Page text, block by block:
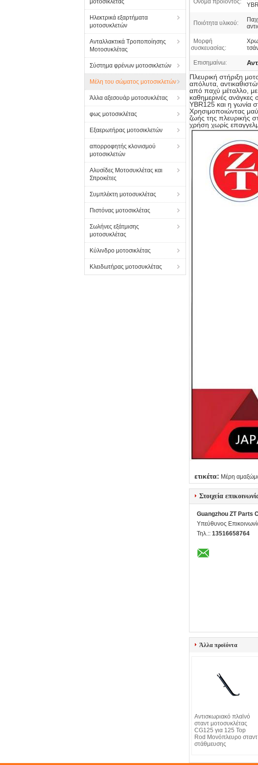
μοτοσικλέτας
Ηλεκτρικά εξαρτήματα
μοτοσυκλετών
Ανταλλακτικά Τροποποίησης
Μοτοσυκλέτας
Σύστημα φρένων μοτοσικλετών
Μέλη του σώματος μοτοσικλετών
Άλλα αξεσουάρ μοτοσυκλέτας
φως μοτοσικλέτας
Εξαερωτήρας μοτοσικλετών
απορροφητής κλονισμού
μοτοσικλετών
Αλυσίδες Μοτοσυκλέτας και
Σπροκέτες
Συμπλέκτη μοτοσυκλέτας
Πιστόνας μοτοσικλέτας
Σωλήνες εξάτμισης
μοτοσυκλέτας
Κύλινδρο μοτοσικλέτας
Κλειδωτήρας μοτοσυκλέτας
Όνομα προϊόντος:
Ποιότητα υλικού:
Μορφή
συσκευασίας:
Επισημαίνω:
Πλευρική στήριξη
απόλυτα,
από παχύ μέταλλο, με
καθημερινές
YBR125 και η γωνία
Χρησιμοποιώντας
ζωής της πλευρικής
χρήση χωρίς
ετικέτα: Μέρη
Στοιχεία
Guangzhou ZT Parts
Υπεύθυνος
Τηλ.:: 13516658764
Άλλα προϊόντα
Αντισκωριακό πλαϊνό
σταντ μοτοσυκλέτας
CG125 για 125 Top
Rod Μονόπλευρο σταντ
στάθμευσης